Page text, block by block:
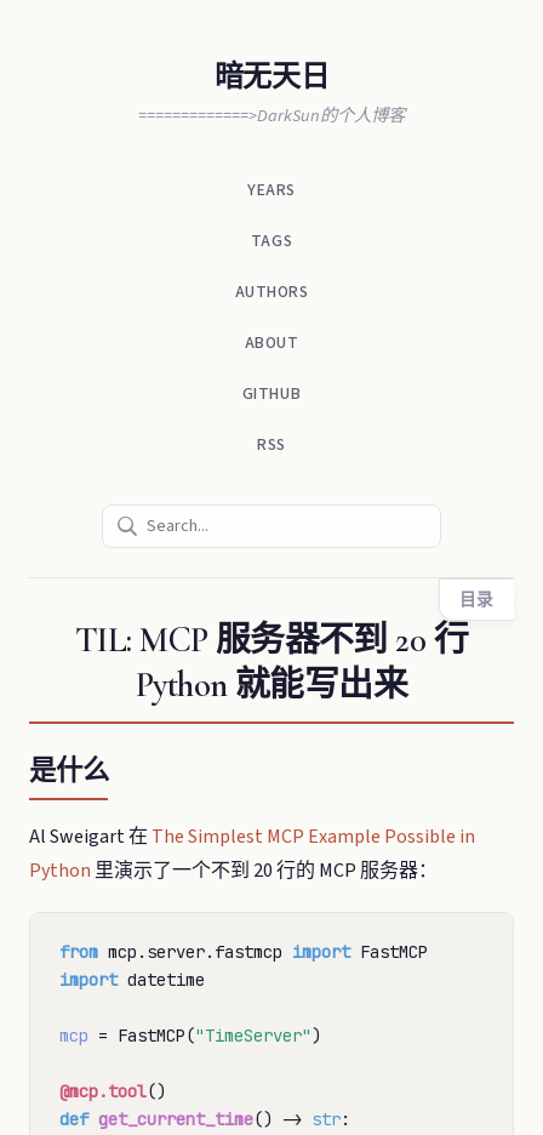
暗无天日
=============>DarkSun的个人博客
YEARS
TAGS
AUTHORS
ABOUT
GITHUB
RSS
TIL: MCP 服务器不到 20 行
Python 就能写出来
目录
是什么
Al Sweigart 在 The Simplest MCP Example Possible in
Python里演示了一个不到 20 行的 MCP 服务器：
from mcp.server.fastmcp import
import datetime
mcp = FastMCP("TimeServer")
@mcp.tool
def get_current_time() -> str: